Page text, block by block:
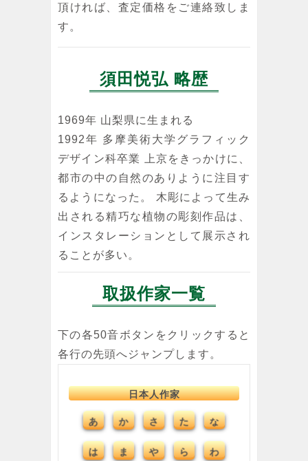
頂ければ、査定価格をご連絡致しま
す。
須田悦弘 略歴
1969年 山梨県に生まれる
1992年 多摩美術大学グラフィック
デザイン科卒業 上京をきっかけに、
都市の中の自然のありように注目す
るようになった。 木彫によって生み
出される精巧な植物の彫刻作品は、
インスタレーションとして展示され
ることが多い。
取扱作家一覧
下の各50音ボタンをクリックすると
各行の先頭へジャンプします。
日本人作家
あ か さ た な
は ま や ら わ